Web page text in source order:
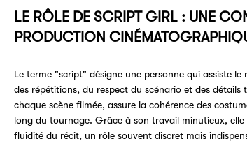
LE RÔLE DE SCRIPT GIRL : UNE
PRODUCTION
Le terme "script" désigne une personne qui assiste
des répétitions, du respect du scénario et des
chaque scène filmée, assure la cohérence des
long du tournage. Grâce à son travail minutieux,
fluidité du récit, un rôle souvent discret mais